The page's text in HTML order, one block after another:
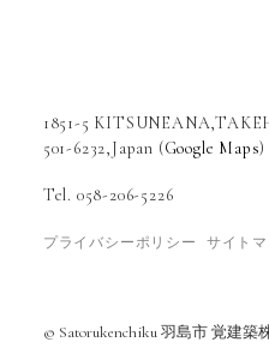
1851-5
501-6232,Japan (Google Maps)
Tel. 058-206-5226
プライバシーポリシー サイト
© Satorukenchiku 羽島市 覚建築